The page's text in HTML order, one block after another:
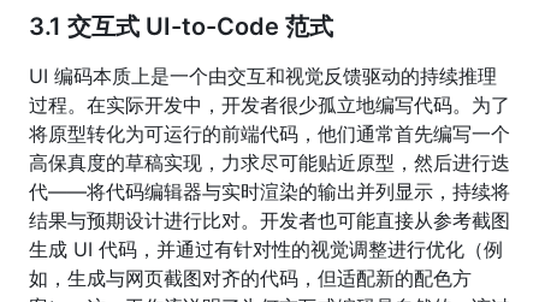
3.1 交互式 UI-to-Code 范式
UI 编码本质上是一个由交互和视觉反馈驱动的持续推理
过程。在实际开发中，开发者很少孤立地编写代码。为了
将原型转化为可运行的前端代码，他们通常首先编写一个
高保真度的草稿实现，力求尽可能贴近原型，然后进行迭
代——将代码编辑器与实时渲染的输出并列显示，持续将
结果与预期设计进行比对。开发者也可能直接从参考截图
生成 UI 代码，并通过有针对性的视觉调整进行优化（例
如，生成与网页截图对齐的代码，但适配新的配色方